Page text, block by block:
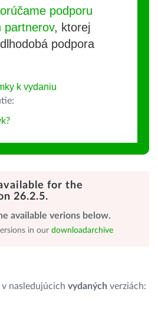
podporu
partnerov, ktorej
podpora
k vydaniu
for the
26.2.5.
available verions below.
in our downloadarchive
nasledujúcich vydaných verziách: